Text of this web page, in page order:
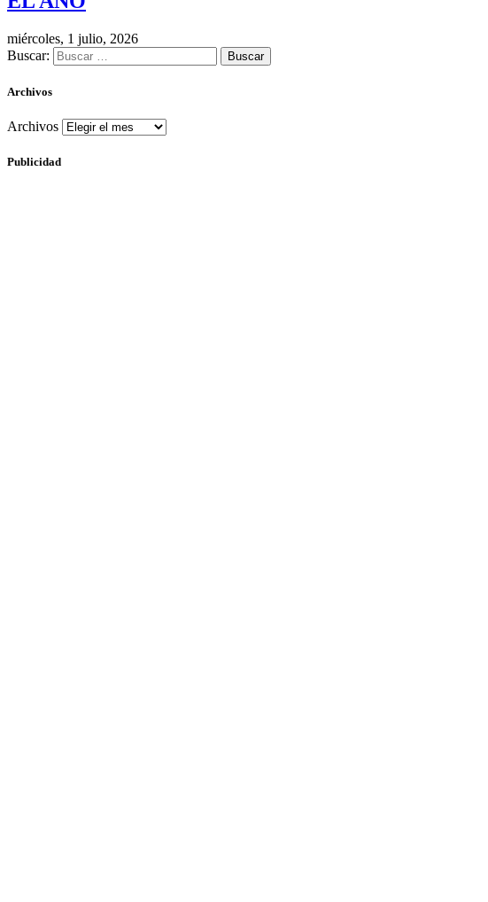
miércoles, 1 julio, 2026
Buscar:
Archivos
Archivos
Publicidad